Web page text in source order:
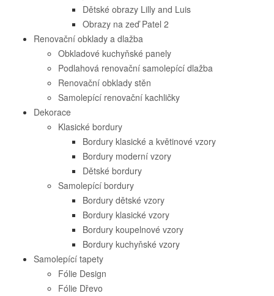
Dětské obrazy Lilly and Luis
Obrazy na zeď Patel 2
Renovační obklady a dlažba
Obkladové kuchyňské panely
Podlahová renovační samolepící dlažba
Renovační obklady stěn
Samolepící renovační kachličky
Dekorace
Klasické bordury
Bordury klasické a květinové vzory
Bordury moderní vzory
Dětské bordury
Samolepící bordury
Bordury dětské vzory
Bordury klasické vzory
Bordury koupelnové vzory
Bordury kuchyňské vzory
Samolepící tapety
Fólie Design
Fólie Dřevo